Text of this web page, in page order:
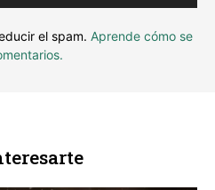
el spam. Aprende cómo se